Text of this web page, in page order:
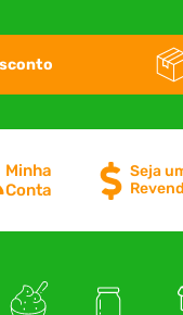
Minha
Conta
Seja